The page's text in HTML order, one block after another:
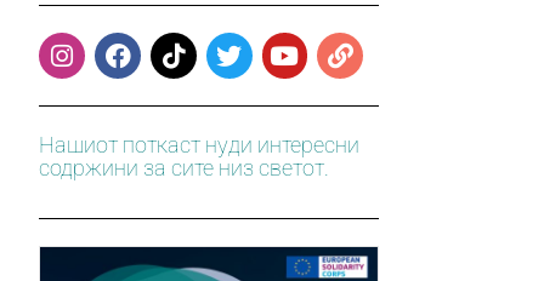
Нашиот поткаст нуди интересни
содржини за сите низ светот.